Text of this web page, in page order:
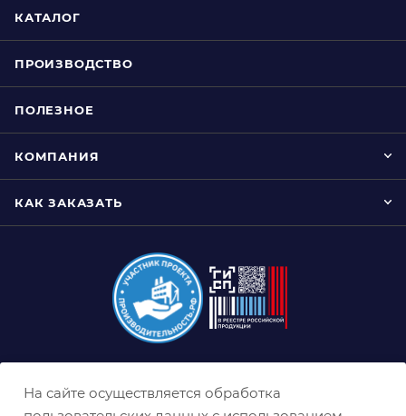
КАТАЛОГ
ПРОИЗВОДСТВО
ПОЛЕЗНОЕ
КОМПАНИЯ
КАК ЗАКАЗАТЬ
На сайте осуществляется обработка